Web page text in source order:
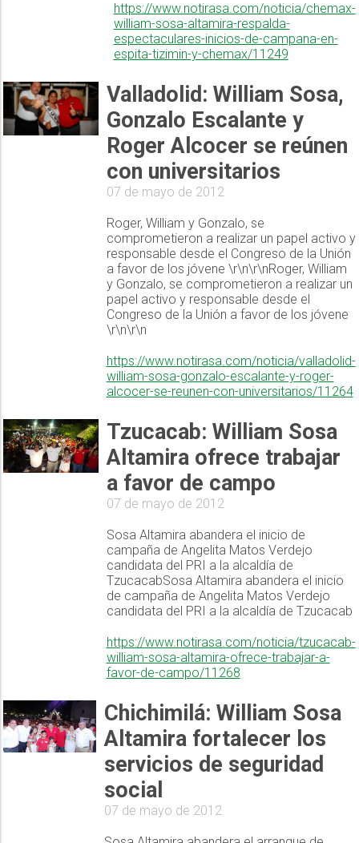
https://www.notirasa.com/noticia/chemax-
william-sosa-altamira-respalda-
espectaculares-inicios-de-campana-en-
espita-tizimin-y-chemax/11249
Valladolid: William Sosa,
Gonzalo Escalante y
Roger Alcocer se reúnen
con universitarios
07 de mayo de 2012
Roger, William y Gonzalo, se
comprometieron a realizar un papel activo y
responsable desde el Congreso de la Unión
a favor de los jóvene \r\n\r\nRoger, William
y Gonzalo, se comprometieron a realizar un
papel activo y responsable desde el
Congreso de la Unión a favor de los jóvene
\r\n\r\n
https://www.notirasa.com/noticia/valladolid-
william-sosa-gonzalo-escalante-y-roger-
alcocer-se-reunen-con-universitarios/11264
Tzucacab: William Sosa
Altamira ofrece trabajar
a favor de campo
07 de mayo de 2012
Sosa Altamira abandera el inicio de
campaña de Angelita Matos Verdejo
candidata del PRI a la alcaldía de
TzucacabSosa Altamira abandera el inicio
de campaña de Angelita Matos Verdejo
candidata del PRI a la alcaldía de Tzucacab
https://www.notirasa.com/noticia/tzucacab-
william-sosa-altamira-ofrece-trabajar-a-
favor-de-campo/11268
Chichimilá: William Sosa
Altamira fortalecer los
servicios de seguridad
social
07 de mayo de 2012